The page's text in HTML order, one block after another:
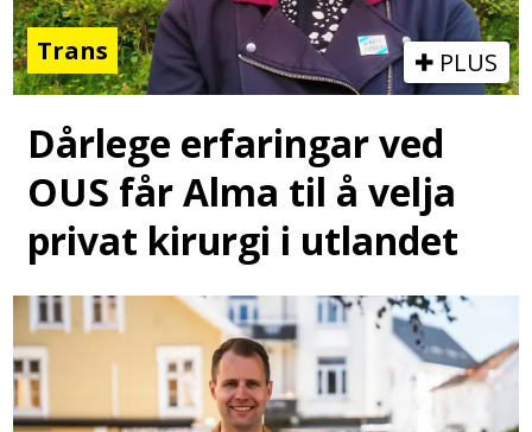
Trans PLUS
Dårlege erfaringar ved
OUS får Alma til å velja
privat kirurgi i utlandet